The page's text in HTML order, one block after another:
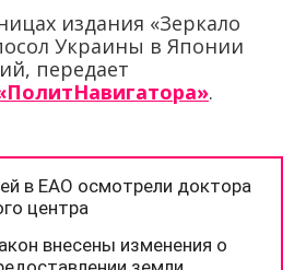
издания «Зеркало
Украины в Японии
передает
.